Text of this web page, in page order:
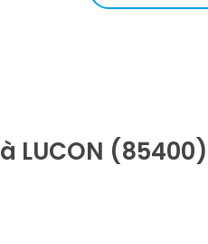
à LUCON (85400)